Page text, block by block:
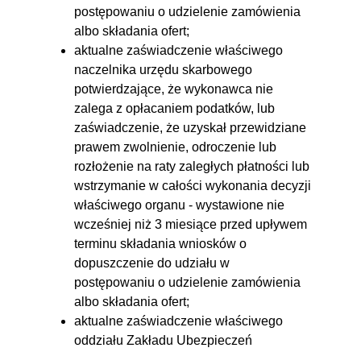
postępowaniu o udzielenie zamówienia
albo składania ofert;
aktualne zaświadczenie właściwego
naczelnika urzędu skarbowego
potwierdzające, że wykonawca nie
zalega z opłacaniem podatków, lub
zaświadczenie, że uzyskał przewidziane
prawem zwolnienie, odroczenie lub
rozłożenie na raty zaległych płatności lub
wstrzymanie w całości wykonania decyzji
właściwego organu - wystawione nie
wcześniej niż 3 miesiące przed upływem
terminu składania wniosków o
dopuszczenie do udziału w
postępowaniu o udzielenie zamówienia
albo składania ofert;
aktualne zaświadczenie właściwego
oddziału Zakładu Ubezpieczeń